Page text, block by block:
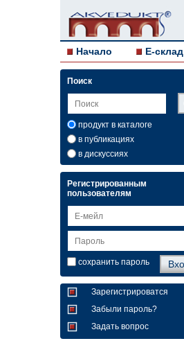
Начало E-склад
Поиск
продукт в каталоге
в публикациях
в дискуссиях
Регистрированным
пользователям
сохранить пароль
Зарегистрироватся
Забыли пароль?
Задать вопрос